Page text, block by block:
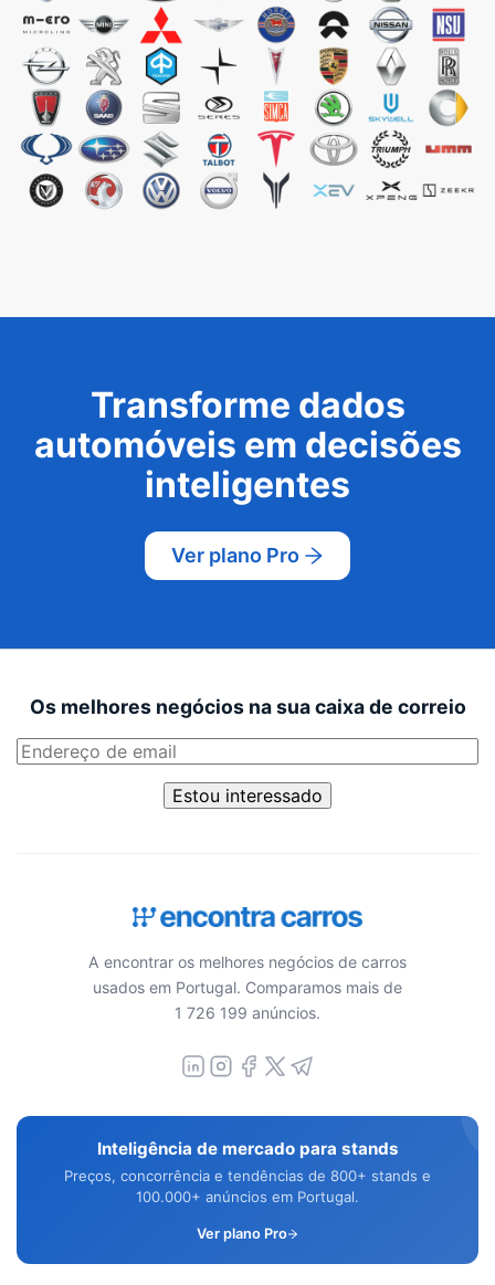
Transforme dados
automóveis em decisões
inteligentes
Ver plano Pro
Os melhores negócios na sua caixa de correio
Estou interessado
A encontrar os melhores negócios de carros
usados em Portugal. Comparamos mais de
1 726 199 anúncios.
Inteligência de mercado para stands
Preços, concorrência e tendências de 800+ stands e
100.000+ anúncios em Portugal.
Ver plano Pro